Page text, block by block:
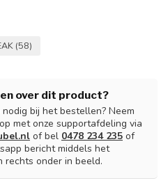
(58)
over dit product?
bij het bestellen? Neem
met onze supportafdeling via
of bel 0478 234 235 of
bericht middels het
rechts onder in beeld.